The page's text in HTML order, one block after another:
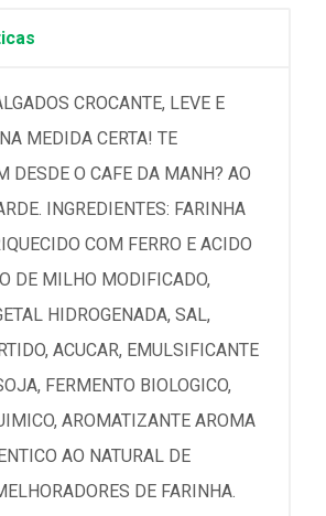
CROCANTE, LEVE E
MEDIDA CERTA! TE
DESDE O CAFE DA MANH? AO
INGREDIENTES: FARINHA
COM FERRO E ACIDO
DE MILHO MODIFICADO,
HIDROGENADA, SAL,
ACUCAR, EMULSIFICANTE
FERMENTO BIOLOGICO,
AROMATIZANTE AROMA
AO NATURAL DE
DE FARINHA.